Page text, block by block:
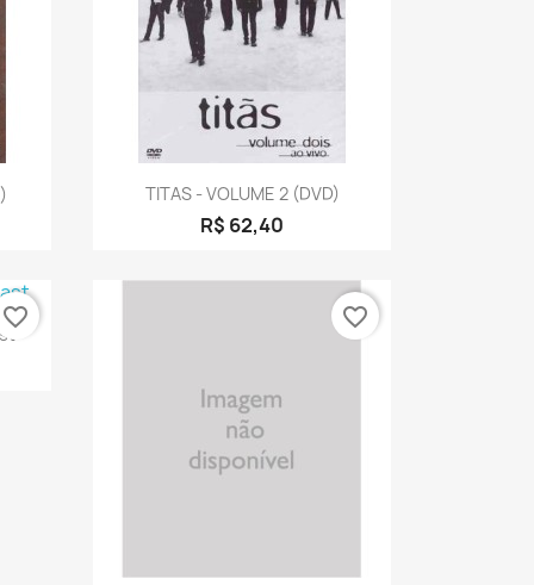
Visualização rápida
TITAS - VOLUME 2 (DVD)
R$ 62,40
favorite_border favorite_border